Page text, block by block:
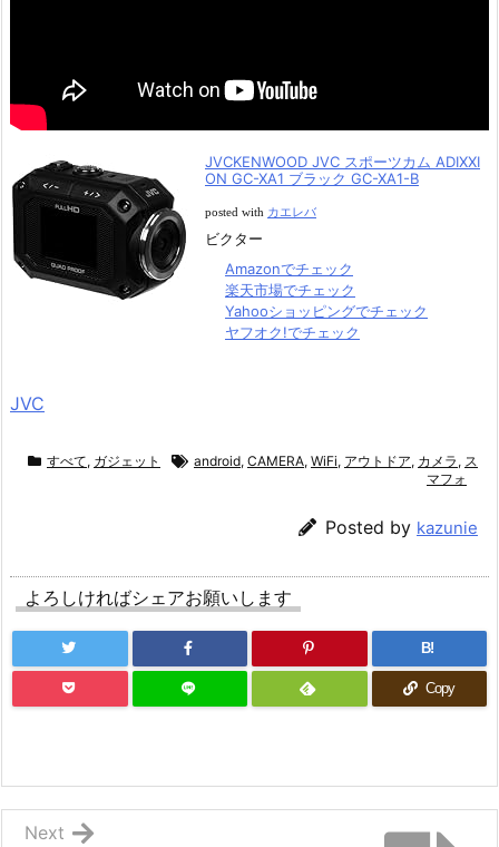
JVCKENWOOD JVC スポーツカム ADIXXI
ON GC-XA1 ブラック GC-XA1-B
posted with カエレバ
ビクター
Amazonでチェック
楽天市場でチェック
Yahooショッピングでチェック
ヤフオク!でチェック
JVC
すべて, ガジェット android, CAMERA, WiFi, アウトドア, カメラ , ス
マフォ
Posted by kazunie
よろしければシェアお願いします
B!
Copy
Next